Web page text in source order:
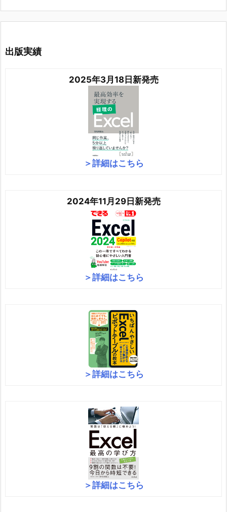
リ
出版実績
2025年3月18日新発売
＞詳細はこちら
2024年11月29日新発売
＞詳細はこちら
＞詳細はこちら
＞詳細はこちら